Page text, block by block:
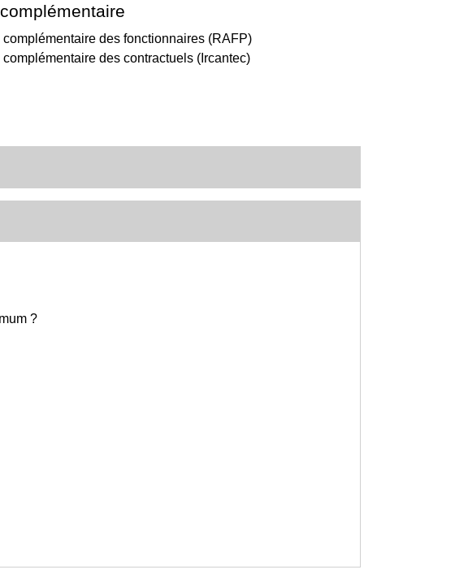
complémentaire des fonctionnaires (RAFP)
complémentaire des contractuels (Ircantec)
?